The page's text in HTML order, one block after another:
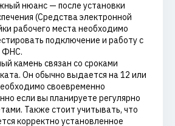
нюанс — после установки
(Средства электронной
рабочего места необходимо
подключение и работу с
ФНС.
камень связан со сроками
Он обычно выдается на 12 или
своевременно
если вы планируете регулярно
Также стоит учитывать, что
корректно установленное